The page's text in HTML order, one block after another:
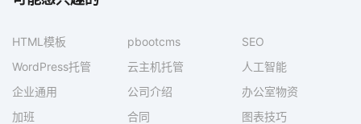
HTML模板 pbootcms
SEO
WordPress托管
云主机托管
人工智能
企业通用
公司介绍
办公室物资
加班
合同
图表技巧